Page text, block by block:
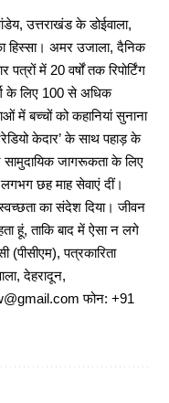
उत्तराखंड के डोईवाला,
हिस्सा। अमर उजाला, दैनिक
में 20 वर्षों तक रिपोर्टिंग
के लिए 100 से अधिक
में बच्चों को कहानियां सुनाना
केदार’ के साथ पहाड़ के
सामुदायिक जागरूकता के लिए
छह माह सेवाएं दीं।
का संदेश दिया। जीवन
हूं, ताकि बाद में ऐसा न लगे
(पीसीएम), पत्रकारिता
देहरादून,
फोन: +91